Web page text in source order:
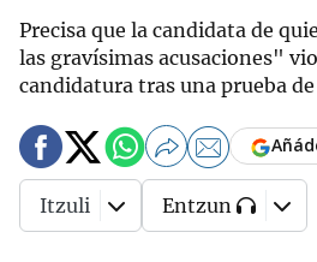
Precisa que la candidata de
las gravísimas acusaciones"
candidatura tras una prueba
Itzuli Entzun